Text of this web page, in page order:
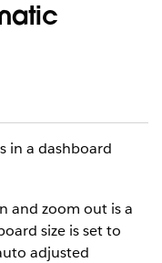
in a dashboard
and zoom out is a
size is set to
adjusted